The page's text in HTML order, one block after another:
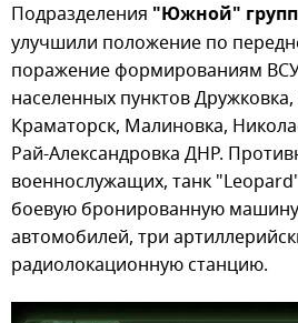
Подразделения "Южной"
улучшили положение по
поражение формированиям
населенных пунктов
Краматорск, Малиновка,
Рай-Александровка ДНР.
военнослужащих, танк
боевую бронированную
автомобилей, три
радиолокационную станцию.